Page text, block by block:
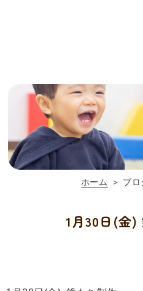
ホーム ＞ ブ
1月30日(金)